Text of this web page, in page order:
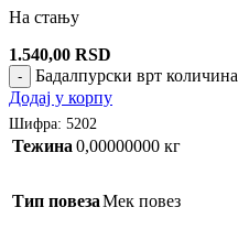
На стању
1.540,00 RSD
- Бадалпурски врт количина
Додај у корпу
Шифра: 5202
Тежина 0,00000000 кг
Тип повезаМек повез